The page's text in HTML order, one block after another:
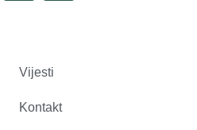
Vijesti
Kontakt